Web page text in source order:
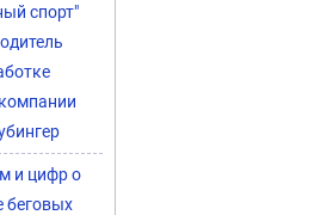
спорт"
и цифр о
беговых